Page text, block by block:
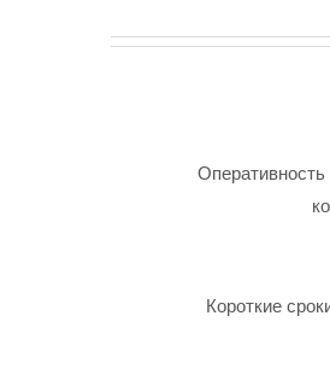
Оперативность
Короткие